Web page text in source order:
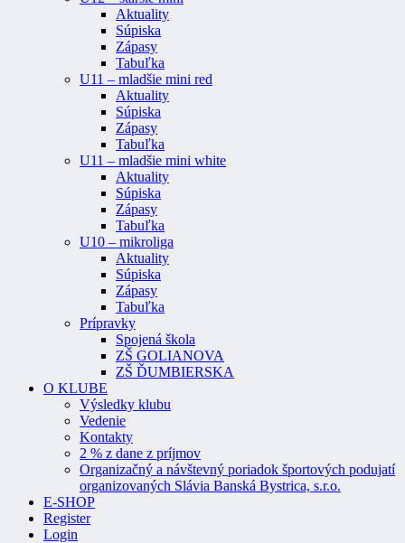
Aktuality
Súpiska
Zápasy
Tabuľka
U11 – mladšie mini red
Aktuality
Súpiska
Zápasy
Tabuľka
U11 – mladšie mini white
Aktuality
Súpiska
Zápasy
Tabuľka
U10 – mikroliga
Aktuality
Súpiska
Zápasy
Tabuľka
Prípravky
Spojená škola
ZŠ GOLIANOVA
ZŠ ĎUMBIERSKA
O KLUBE
Výsledky klubu
Vedenie
Kontakty
2 % z dane z príjmov
Organizačný a návštevný poriadok športových podujatí
organizovaných Slávia Banská Bystrica, s.r.o.
E-SHOP
Register
Login